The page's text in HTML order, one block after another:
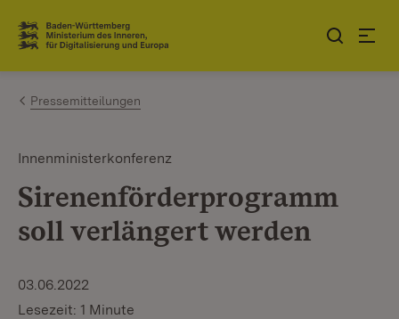
Zum Inhalt springen
Link zur Startseite
Pressemitteilungen
Innenministerkonferenz
Sirenenförderprogramm
soll verlängert werden
03.06.2022
Lesezeit: 1 Minute